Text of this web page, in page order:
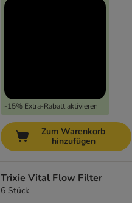
-15% Extra-Rabatt aktivieren
Zum Warenkorb
hinzufügen
Trixie Vital Flow Filter
6 Stück